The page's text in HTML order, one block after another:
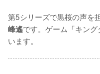
第5シリーズで黒桜の声を
峰遙です。ゲーム「キン
います。